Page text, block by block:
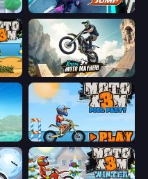
Bike Jump
Xtreme Moto Mayhem
Moto X3M 5: Pool Party